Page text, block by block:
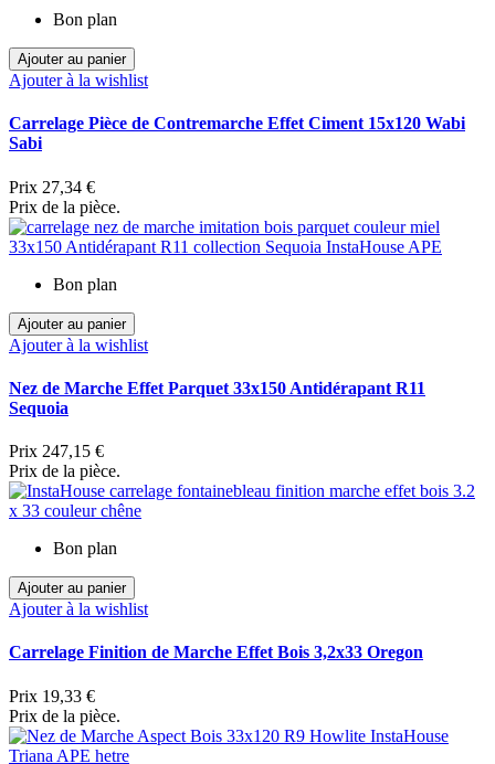
Bon plan
Ajouter au panier
Ajouter à la wishlist
Carrelage Pièce de Contremarche Effet Ciment 15x120 Wabi
Sabi
Prix 27,34 €
Prix de la pièce.
Bon plan
Ajouter au panier
Ajouter à la wishlist
Nez de Marche Effet Parquet 33x150 Antidérapant R11
Sequoia
Prix 247,15 €
Prix de la pièce.
Bon plan
Ajouter au panier
Ajouter à la wishlist
Carrelage Finition de Marche Effet Bois 3,2x33 Oregon
Prix 19,33 €
Prix de la pièce.